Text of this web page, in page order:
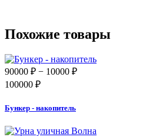
Похожие товары
90000 ₽ − 10000 ₽
100000 ₽
Бункер - накопитель